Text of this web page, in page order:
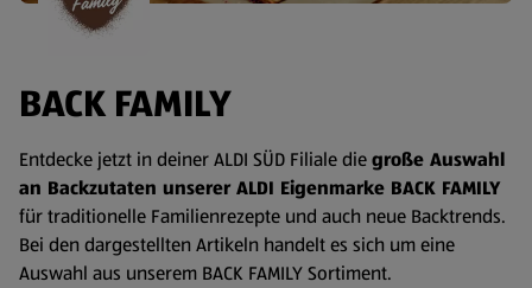
BACK FAMILY
Entdecke jetzt in deiner ALDI SÜD Filiale diegroße Auswahl
an Backzutaten unserer ALDI Eigenmarke BACK FAMILY
für traditionelle Familienrezepte und auch neue Backtrends.
Bei den dargestellten Artikeln handelt es sich um eine
Auswahl aus unserem BACK FAMILY Sortiment.